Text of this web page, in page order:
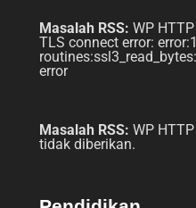
Masalah RSS: WP
TLS connect error:
error
Masalah RSS: WP
tidak diberikan.